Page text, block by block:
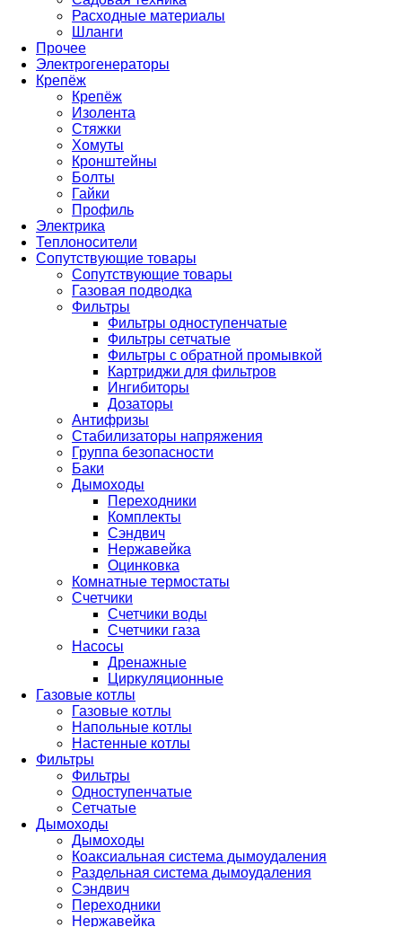
Расходные материалы
Шланги
Прочее
Электрогенераторы
Крепёж
Крепёж
Изолента
Стяжки
Хомуты
Кронштейны
Болты
Гайки
Профиль
Электрика
Теплоносители
Сопутствующие товары
Сопутствующие товары
Газовая подводка
Фильтры
Фильтры одноступенчатые
Фильтры сетчатые
Фильтры с обратной промывкой
Картриджи для фильтров
Ингибиторы
Дозаторы
Антифризы
Стабилизаторы напряжения
Группа безопасности
Баки
Дымоходы
Переходники
Комплекты
Сэндвич
Нержавейка
Оцинковка
Комнатные термостаты
Счетчики
Счетчики воды
Счетчики газа
Насосы
Дренажные
Циркуляционные
Газовые котлы
Газовые котлы
Напольные котлы
Настенные котлы
Фильтры
Фильтры
Одноступенчатые
Сетчатые
Дымоходы
Дымоходы
Коаксиальная система дымоудаления
Раздельная система дымоудаления
Сэндвич
Переходники
Нержавейка